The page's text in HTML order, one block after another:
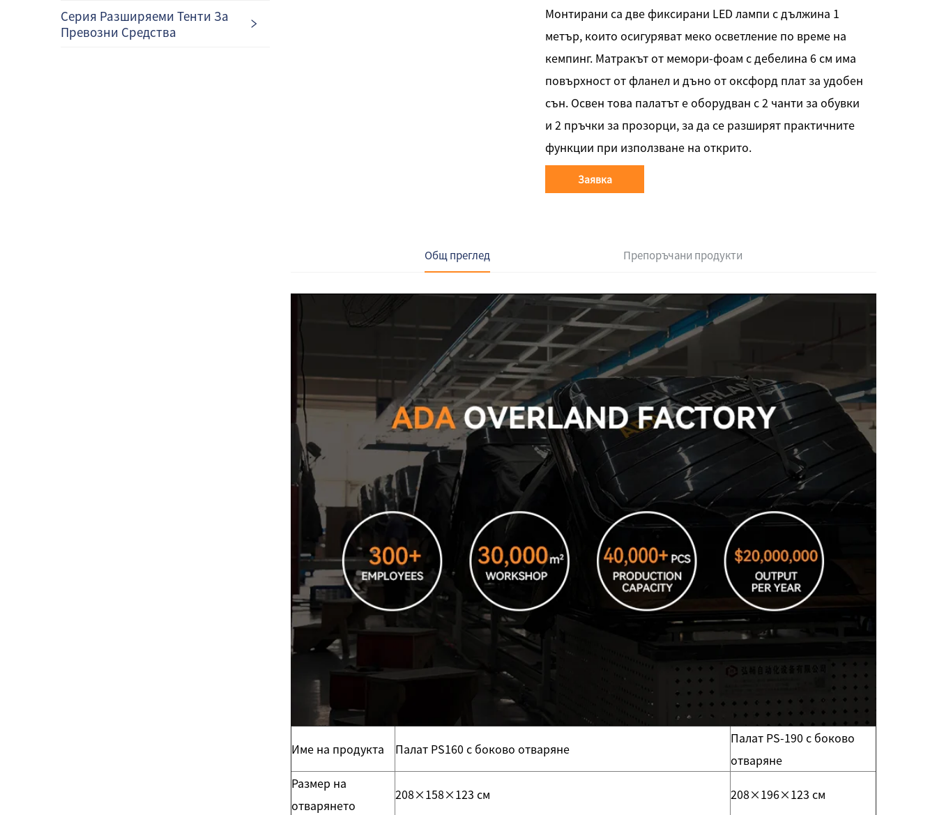
Серия Разширяеми Тенти За
Превозни Средства
Монтирани са две фиксирани LED лампи с дължина 1
метър, които осигуряват меко осветление по време на
кемпинг. Матракът от мемори-фоам с дебелина 6 см има
повърхност от фланел и дъно от оксфорд плат за удобен
сън. Освен това палатът е оборудван с 2 чанти за обувки
и 2 пръчки за прозорци, за да се разширят практичните
функции при използване на открито.
Заявка
Общ преглед Препоръчани продукти
Име на продукта Палат PS160 с боково отваряне
Палат PS-190 с боково
отваряне
Размер на
отварянето
208×158×123 см 208×196×123 см